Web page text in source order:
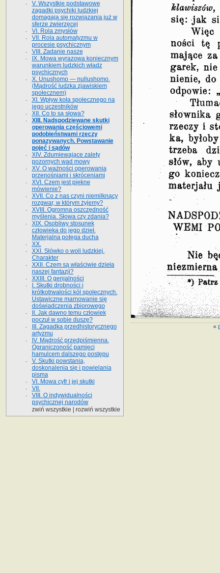
«
V. Wszystkie podstawowe
zagadki psychiki ludzkiej
domagają się rozwiązania już w
sferze zwierzęcej
VI. Rola zmysłów
VII. Rola automatyzmu w
procesie psychicznym
VIII. Zadanie nasze
IX. Mowa wyrazowa koniecznym
warunkiem ludzkich władz
psychicznych
X. Unushomo — nullushomo.
(Mądrość ludzka zjawiskiem
społecznem)
XI. Wpływ koła społecznego na
jego uczestników
XII. Co to są słowa?
XIII. Nadspodziewane skutki
operowania częściowemi
podobieństwami rzeczy
ponazywanych. Powstawanie
pojęć i sądów
XIV. Zdumiewające zalety
pozornych wad mowy
XV. O ważności operowania
przenośniami i skróceniami
XVI. Czem jest piękne
mówienie?
XVII. Co z nas czyni niemilknący
rozgwar, w którym żyjemy?
XVIII. Ogromna oszczędność
myślenia. Słowa czy zdania?
XIX. Osobliwy stosunek
człowieka do jego dzieł.
Materjalna potęga ducha
XX.
XXI. Słówko o woli ludzkiej.
Charakter
XXII. Czem są właściwie dzieła
naszej fantazji?
XXIII. O genjalności
I. Skutki drobności i
krótkotrwałości kół społecznych.
Ustawiczne marnowanie się
doświadczenia zbiorowego
II. Jak dawno temu człowiek
poczuł w sobie duszę?
III. Zagadka przedhistorycznego
artyzmu
IV. Mądrość przedpiśmienna.
Ograniczoność pamięci
hamulcem dalszego postępu
V. Skutki powstania,
doskonalenia się i powielania
pisma
VI. Mowa cyfr i jej skutki
VII.
VIII. O indywidualności
psychicznej narodów
zwiń wszystkie
rozwiń wszystkie